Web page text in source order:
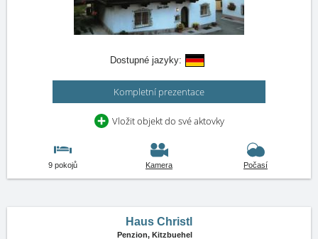
Dostupné jazyky:
Kompletní prezentace
Vložit objekt do své aktovky
9 pokojů Kamera Počasí
Haus Christl
Penzion, Kitzbuehel